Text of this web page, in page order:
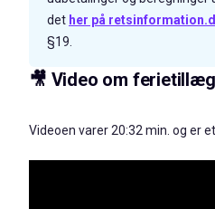
det her på
§19.
🎥 Video om ferietillæg
Videoen varer 20:32 min. og er